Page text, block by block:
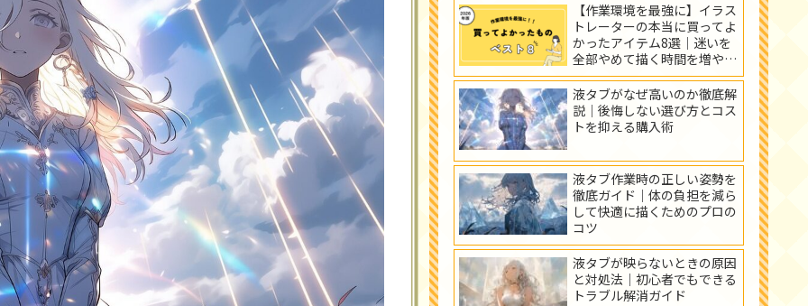
【作業環境を最強に】イラス
トレーターの本当に買ってよ
かったアイテム8選｜迷いを
全部やめて描く時間を増やそ
う！
液タブがなぜ高いのか徹底解
説｜後悔しない選び方とコス
トを抑える購入術
液タブ作業時の正しい姿勢を
徹底ガイド｜体の負担を減ら
して快適に描くためのプロの
コツ
液タブが映らないときの原因
と対処法｜初心者でもできる
トラブル解消ガイド